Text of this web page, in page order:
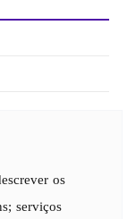
os
serviços